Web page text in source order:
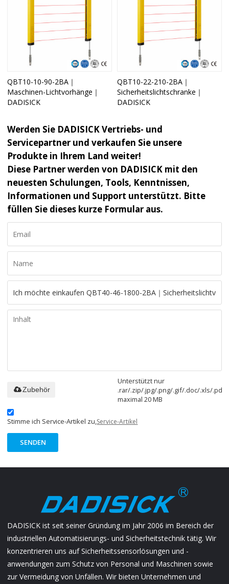
QBT10-10-90-2BA｜
Maschinen-Lichtvorhänge｜
DADISICK
QBT10-22-210-2BA｜
Sicherheitslichtschranke｜
DADISICK
Werden Sie DADISICK Vertriebs- und
Servicepartner und verkaufen Sie unsere
Produkte in Ihrem Land weiter!
Diese Partner werden von DADISICK mit den
neuesten Schulungen, Tools, Kenntnissen,
Informationen und Support unterstützt. Bitte
füllen Sie dieses kurze Formular aus.
Unterstützt nur
.rar/.zip/.jpg/.png/.gif/.doc/.xls/.pdf,
maximal 20 MB
Zubehör
Stimme ich Service-Artikel zu,Service-Artikel
SENDEN
DADISICK ist seit seiner Gründung im Jahr 2006 im Bereich der
industriellen Automatisierungs- und Sicherheitstechnik tätig. Wir
konzentrieren uns auf Sicherheitssensorlösungen und -
anwendungen zum Schutz von Personal und Maschinen sowie
zur Vermeidung von Unfällen. Wir bieten Unternehmen und